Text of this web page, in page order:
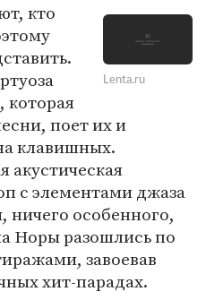
Lenta.ru
кто
которая
поет их и
клавишных.
акустическая
с элементами джаза
ничего особенного,
Норы разошлись по
завоевав
хит-парадах.